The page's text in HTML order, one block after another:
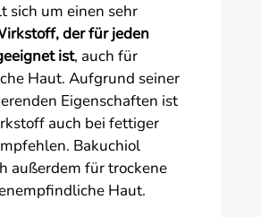
sich um einen sehr
der für jeden
ist, auch für
Haut. Aufgrund seiner
Eigenschaften ist
auch bei fettiger
Bakuchiol
außerdem für trockene
Haut.